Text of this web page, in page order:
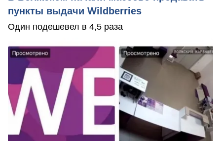
пункты выдачи Wildberries
Один подешевел в 4,5 раза